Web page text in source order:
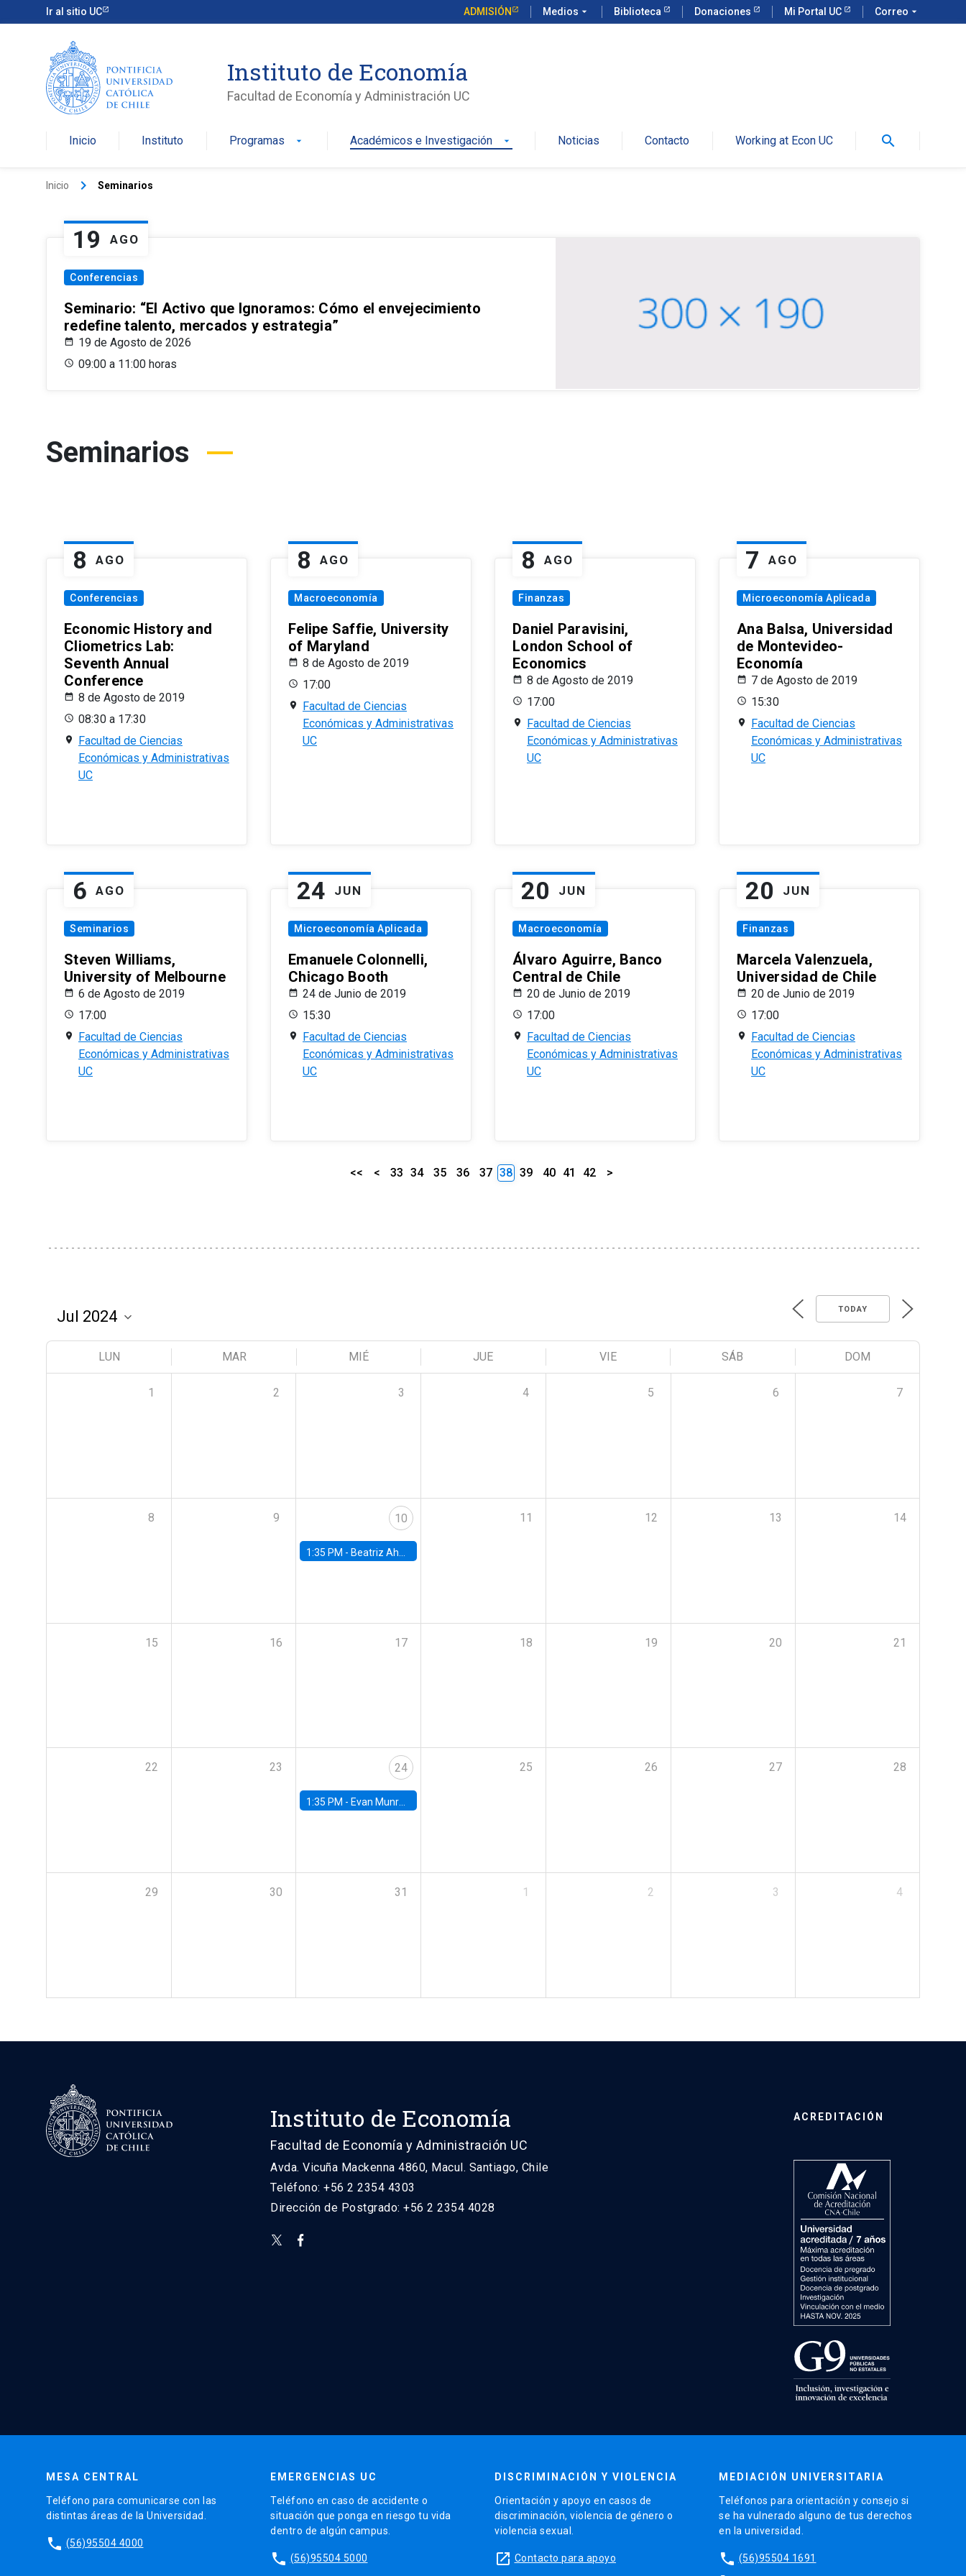
Ir al sitio UC ADMISIÓN Medios arrow_drop_down Biblioteca Donaciones Mi Portal UC Correo arrow_drop_down
Instituto de Economía
Facultad de Economía y Administración UC
Inicio Instituto Programas arrow_drop_down Académicos e Investigación arrow_drop_down Noticias Contacto Working at Econ UC search
Inicio keyboard_arrow_right Seminarios
19 AGO
Conferencias
Seminario: “El Activo que Ignoramos: Cómo el envejecimiento
redefine talento, mercados y estrategia”
19 de Agosto de 2026
09:00 a 11:00 horas
Seminarios
8 AGO
Conferencias
Economic History and
Cliometrics Lab:
Seventh Annual
Conference
8 de Agosto de 2019
08:30 a 17:30
Facultad de Ciencias
Económicas y Administrativas
UC
8 AGO
Macroeconomía
Felipe Saffie, University
of Maryland
8 de Agosto de 2019
17:00
Facultad de Ciencias
Económicas y Administrativas
UC
8 AGO
Finanzas
Daniel Paravisini,
London School of
Economics
8 de Agosto de 2019
17:00
Facultad de Ciencias
Económicas y Administrativas
UC
7 AGO
Microeconomía Aplicada
Ana Balsa, Universidad
de Montevideo-
Economía
7 de Agosto de 2019
15:30
Facultad de Ciencias
Económicas y Administrativas
UC
6 AGO
Seminarios
Steven Williams,
University of Melbourne
6 de Agosto de 2019
17:00
Facultad de Ciencias
Económicas y Administrativas
UC
24 JUN
Microeconomía Aplicada
Emanuele Colonnelli,
Chicago Booth
24 de Junio de 2019
15:30
Facultad de Ciencias
Económicas y Administrativas
UC
20 JUN
Macroeconomía
Álvaro Aguirre, Banco
Central de Chile
20 de Junio de 2019
17:00
Facultad de Ciencias
Económicas y Administrativas
UC
20 JUN
Finanzas
Marcela Valenzuela,
Universidad de Chile
20 de Junio de 2019
17:00
Facultad de Ciencias
Económicas y Administrativas
UC
<< < 33 34 35 36 37 38 39 40 41 42 >
TODAY
LUN MAR MIÉ JUE VIE SÁB DOM
1 2 3 4 5 6 7
8 9 10
1:35 PM - Beatriz Ahumada, PhD candidate, Universidad de Pittsburgh
11 12 13 14
15 16 17 18 19 20 21
22 23 24
1:35 PM - Evan Munro, Neyman Visiting Assistant Professor in the Department of Statistics at UC Berkeley
25 26 27 28
29 30 31 1 2 3 4
Instituto de Economía
Facultad de Economía y Administración UC
Avda. Vicuña Mackenna 4860, Macul. Santiago, Chile
Teléfono: +56 2 2354 4303
Dirección de Postgrado: +56 2 2354 4028
ACREDITACIÓN
MESA CENTRAL
Teléfono para comunicarse con las
distintas áreas de la Universidad.
phone (56)95504 4000
EMERGENCIAS UC
Teléfono en caso de accidente o
situación que ponga en riesgo tu vida
dentro de algún campus.
phone (56)95504 5000
DISCRIMINACIÓN Y VIOLENCIA
Orientación y apoyo en casos de
discriminación, violencia de género o
violencia sexual.
launch Contacto para apoyo
MEDIACIÓN UNIVERSITARIA
Teléfonos para orientación y consejo si
se ha vulnerado alguno de tus derechos
en la universidad.
phone (56)95504 1691